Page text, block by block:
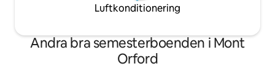
Luftkonditionering
Andra bra semesterboenden i Mont
Orford